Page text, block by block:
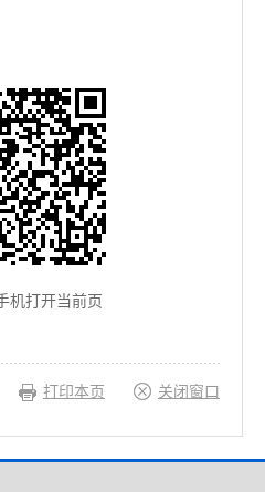
机打开当前页
打印本页 关闭窗口